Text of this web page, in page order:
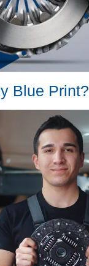
Blue Print?